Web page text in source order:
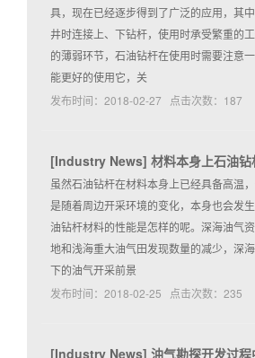
具，现在已经逐步得到了广泛的应用，其
井时连接上、下钻杆，使用时承受繁重的
的薄弱环节，石油钻杆在使用时需要注意
能更好的使用它，关
发布时间：2018-02-27 点击次数：187
[Industry News] 材料本身上石油
虽然石油钻杆在材料本身上已经具备高温
是随着周边开采环境的变化，本身也会发
油钻杆材料的性能是怎样的呢。深海油气
地和浅海重大油气田发现数量的减少，深
下的油气开采前景
发布时间：2018-02-25 点击次数：235
[Industry News] 油气勘探开发过